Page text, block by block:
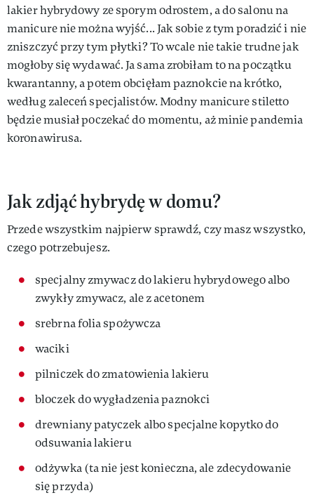
lakier hybrydowy ze sporym odrostem, a do salonu na
manicure nie można wyjść... Jak sobie z tym poradzić i nie
zniszczyć przy tym płytki? To wcale nie takie trudne jak
mogłoby się wydawać. Ja sama zrobiłam to na początku
kwarantanny, a potem obcięłam paznokcie na krótko,
według zaleceń specjalistów. Modny manicure stiletto
będzie musiał poczekać do momentu, aż minie pandemia
koronawirusa.
Jak zdjąć hybrydę w domu?
Przede wszystkim najpierw sprawdź, czy masz wszystko,
czego potrzebujesz.
specjalny zmywacz do lakieru hybrydowego albo
zwykły zmywacz, ale z acetonem
srebrna folia spożywcza
waciki
pilniczek do zmatowienia lakieru
bloczek do wygładzenia paznokci
drewniany patyczek albo specjalne kopytko do
odsuwania lakieru
odżywka (ta nie jest konieczna, ale zdecydowanie
się przyda)